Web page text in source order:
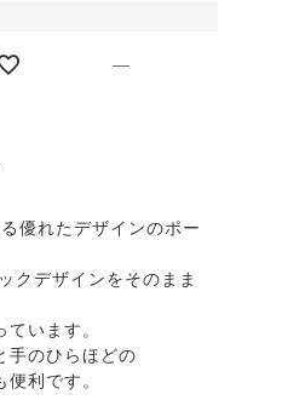
—
優れたデザインのポー
クデザインをそのまま
います。
手のひらほどの
利です。